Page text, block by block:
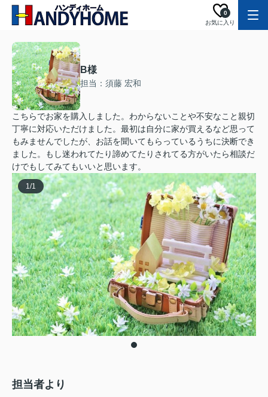
お気に入り
0
B様
担当：須藤 宏和
こちらでお家を購入しました。わからないことや不安なこと親切
丁寧に対応いただけました。最初は自分に家が買えるなど思って
もみませんでしたが、お話を聞いてもらっているうちに決断でき
ました。もし迷われてたり諦めてたりされてる方がいたら相談だ
けでもしてみてもいいと思います。
1/1
担当者より